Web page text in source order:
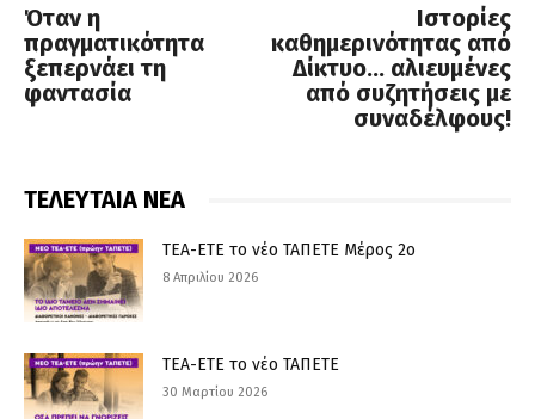
Όταν η
πραγματικότητα
ξεπερνάει τη
φαντασία
Ιστορίες
καθημερινότητας από
Δίκτυο… αλιευμένες
από συζητήσεις με
συναδέλφους!
ΤΕΛΕΥΤΑΙΑ ΝΕΑ
ΤΕΑ-ΕΤΕ το νέο ΤΑΠΕΤΕ Μέρος 2ο
8 Απριλίου 2026
ΤΕΑ-ΕΤΕ το νέο ΤΑΠΕΤΕ
30 Μαρτίου 2026